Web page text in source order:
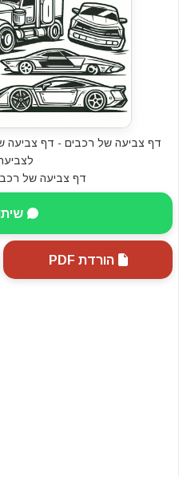
דף צביעה של רכבים - דף צביעה
דף צביעה של
הורדת PDF